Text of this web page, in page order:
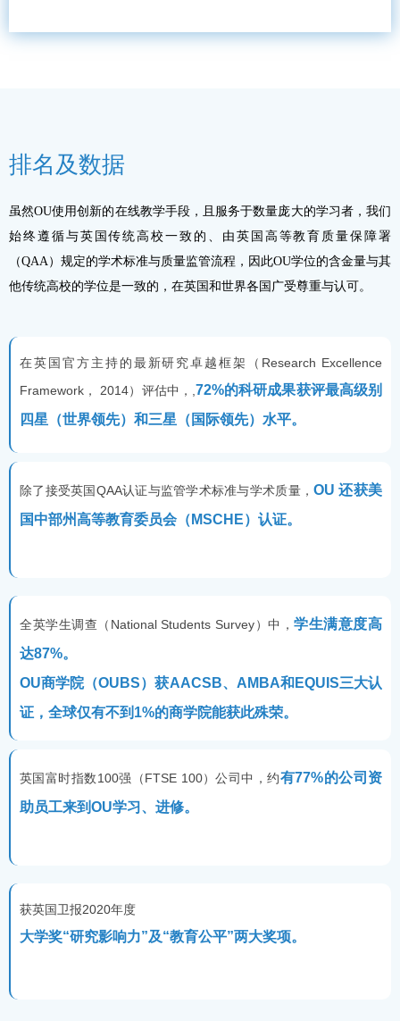
排名及数据
虽然OU使用创新的在线教学手段，且服务于数量庞大的学习者，我们
始终遵循与英国传统高校一致的、由英国高等教育质量保障署
（QAA）规定的学术标准与质量监管流程，因此OU学位的含金量与其
他传统高校的学位是一致的，在英国和世界各国广受尊重与认可。
在英国官方主持的最新研究卓越框架（Research Excellence
Framework， 2014）评估中，, 72%的科研成果获评最高级别
四星（世界领先）和三星（国际领先）水平。
除了接受英国QAA认证与监管学术标准与学术质量，OU 还获美
国中部州高等教育委员会（MSCHE）认证。
全英学生调查（National Students Survey）中，学生满意度高
达87%。
OU商学院（OUBS）获AACSB、AMBA和EQUIS三大认
证，全球仅有不到1%的商学院能获此殊荣。
获英国卫报2020年度
大学奖“研究影响力”及“教育公平”两大奖项。
英国富时指数100强（FTSE 100）公司中，约有77%的公司资
助员工来到OU学习、进修。